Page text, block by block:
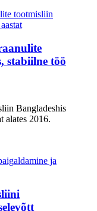
stabiilne töö
Bangladeshis
alates 2016.